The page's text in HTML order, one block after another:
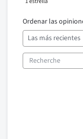
Ordenar las